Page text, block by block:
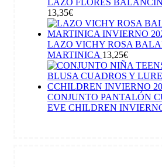
13,35€
LAZO VICHY ROSA
MARTINICA 13,25€
CONJUNTO PANTALÓN
EVE CHILDREN